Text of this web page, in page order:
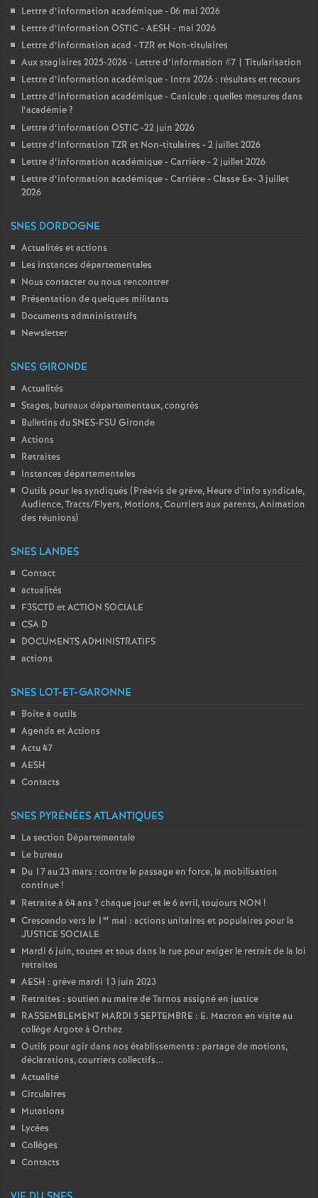
Lettre d’information académique - 06 mai 2026
Lettre d’information OSTIC - AESH - mai 2026
Lettre d’information acad - TZR et Non-titulaires
Aux stagiaires 2025-2026 - Lettre d’information #7 | Titularisation
Lettre d’information académique - Intra 2026 : résultats et recours
Lettre d’information académique - Canicule : quelles mesures dans
l’académie?
Lettre d’information OSTIC -22 juin 2026
Lettre d’information TZR et Non-titulaires - 2 juillet 2026
Lettre d’information académique - Carrière - 2 juillet 2026
Lettre d’information académique - Carrière - Classe Ex- 3 juillet
2026
SNES DORDOGNE
Actualités et actions
Les instances départementales
Nous contacter ou nous rencontrer
Présentation de quelques militants
Documents admninistratifs
Newsletter
SNES GIRONDE
Actualités
Stages, bureaux départementaux, congrès
Bulletins du SNES-FSU Gironde
Actions
Retraites
Instances départementales
Outils pour les syndiqués (Préavis de grève, Heure d’info syndicale,
Audience, Tracts/Flyers, Motions, Courriers aux parents, Animation
des réunions)
SNES LANDES
Contact
actualités
F3SCTD et ACTION SOCIALE
CSA D
DOCUMENTS ADMINISTRATIFS
actions
SNES LOT-ET-GARONNE
Boîte à outils
Agenda et Actions
Actu 47
AESH
Contacts
SNES PYRÉNÉES ATLANTIQUES
La section Départementale
Le bureau
Du 17 au 23 mars : contre le passage en force, la mobilisation
continue!
Retraite à 64 ans ? chaque jour et le 6 avril, toujours NON !
Crescendo vers le 1 er mai : actions unitaires et populaires pour la
JUSTICE SOCIALE
Mardi 6 juin, toutes et tous dans la rue pour exiger le retrait de la loi
retraites
AESH : grève mardi 13 juin 2023
Retraites : soutien au maire de Tarnos assigné en justice
RASSEMBLEMENT MARDI 5 SEPTEMBRE : E. Macron en visite au
collège Argote à Orthez
Outils pour agir dans nos établissements : partage de motions,
déclarations, courriers collectifs...
Actualité
Circulaires
Mutations
Lycées
Collèges
Contacts